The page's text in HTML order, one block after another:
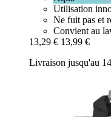
Utilisation
Ne fuit pas et
Convient au
13,29 € 13,99 €
Livraison jusqu'au